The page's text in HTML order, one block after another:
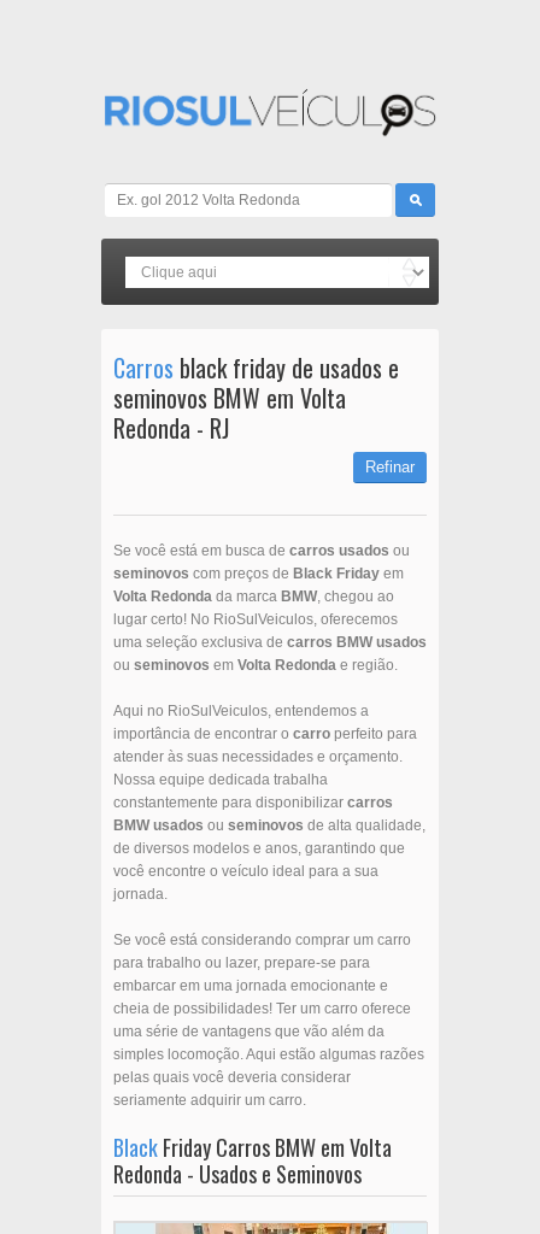
Carros black friday de usados e
seminovos BMW em Volta
Redonda - RJ
Refinar
Se você está em busca de carros usados ou
seminovos com preços de Black Friday em
Volta Redonda da marca BMW, chegou ao
lugar certo! No RioSulVeiculos, oferecemos
uma seleção exclusiva de carros BMW usados
ou seminovos em Volta Redonda e região.
Aqui no RioSulVeiculos, entendemos a
importância de encontrar o carro perfeito para
atender às suas necessidades e orçamento.
Nossa equipe dedicada trabalha
constantemente para disponibilizar carros
BMW usados ou seminovos de alta qualidade,
de diversos modelos e anos, garantindo que
você encontre o veículo ideal para a sua
jornada.
Se você está considerando comprar um carro
para trabalho ou lazer, prepare-se para
embarcar em uma jornada emocionante e
cheia de possibilidades! Ter um carro oferece
uma série de vantagens que vão além da
simples locomoção. Aqui estão algumas razões
pelas quais você deveria considerar
seriamente adquirir um carro.
BlackFriday Carros BMW em Volta
Redonda - Usados e Seminovos